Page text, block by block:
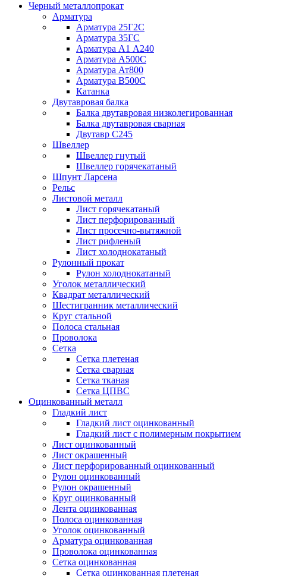
Черный металлопрокат
Арматура
Арматура 25Г2С
Арматура 35ГС
Арматура А1 А240
Арматура А500С
Арматура Ат800
Арматура В500С
Катанка
Двутавровая балка
Балка двутавровая низколегированная
Балка двутавровая сварная
Двутавр С245
Швеллер
Швеллер гнутый
Швеллер горячекатаный
Шпунт Ларсена
Рельс
Листовой металл
Лист горячекатаный
Лист перфорированный
Лист просечно-вытяжной
Лист рифленый
Лист холоднокатаный
Рулонный прокат
Рулон холоднокатаный
Уголок металлический
Квадрат металлический
Шестигранник металлический
Круг стальной
Полоса стальная
Проволока
Сетка
Сетка плетеная
Сетка сварная
Сетка тканая
Сетка ЦПВС
Оцинкованный металл
Гладкий лист
Гладкий лист оцинкованный
Гладкий лист с полимерным покрытием
Лист оцинкованный
Лист окрашенный
Лист перфорированный оцинкованный
Рулон оцинкованный
Рулон окрашенный
Круг оцинкованный
Лента оцинкованная
Полоса оцинкованная
Уголок оцинкованный
Арматура оцинкованная
Проволока оцинкованная
Сетка оцинкованная
Сетка оцинкованная плетеная